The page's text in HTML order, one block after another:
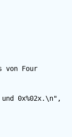
von Four
0x%02x.\n",